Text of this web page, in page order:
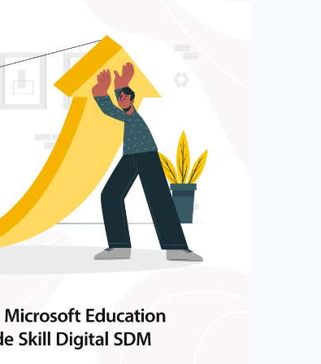
adalah beberapa hal yang perlu
konfigurasi: Administrator: Admin distrik
add-on agar pendidik dapat
Help Centerr untuk mempelajari lebih
cara menyiapkan fitur add-on,
untuk domain, OU (organizational unit),
add-on, distrik Anda dapat
profesional ini, yang mencakup
Untuk melatih pendidik tentang
add-on Classrom, Genially, juga telah
pengembangan profesional. Baca
Online yang Aman dengan Google
daftar add-on yang tersedia.
mempelajari lebih lanjut tentang
dengan meningkatnya permintaan
Google Classroom pun terus
Dalam update terbarunya, tool
detail pada fitur yang telah ada
penjadwalan yang lebih detail Photo
Sebelumnya, Google Classroom
untuk guru. Dengan
guru dapat menjadwalkan materi
Pada update kali ini, fitur penjadwalan
Salah satu peningkatan yang
untuk menetapkan jadwal
beberapa kelas sekaligus. Para pengajar
ini untuk mengatur: Tenggat waktu
Perlu diingat, sisa tugas yang sudah
pengaturan, guru dapat memilih kelas
materi pelajaran. Guru juga bisa